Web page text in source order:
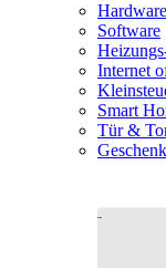
Hardware
Software
Internet
Smart
Tür &